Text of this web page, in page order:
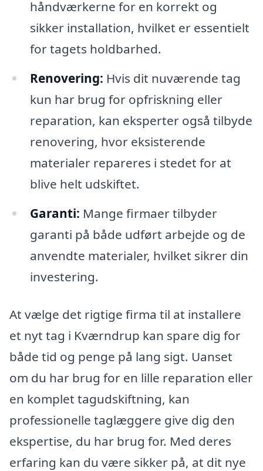
håndværkerne for en korrekt og
sikker installation, hvilket er essentielt
for tagets holdbarhed.
Renovering: Hvis dit nuværende tag
kun har brug for opfriskning eller
reparation, kan eksperter også tilbyde
renovering, hvor eksisterende
materialer repareres i stedet for at
blive helt udskiftet.
Garanti: Mange firmaer tilbyder
garanti på både udført arbejde og de
anvendte materialer, hvilket sikrer din
investering.
At vælge det rigtige firma til at installere
et nyt tag i Kværndrup kan spare dig for
både tid og penge på lang sigt. Uanset
om du har brug for en lille reparation eller
en komplet tagudskiftning, kan
professionelle taglæggere give dig den
ekspertise, du har brug for. Med deres
erfaring kan du være sikker på, at dit nye